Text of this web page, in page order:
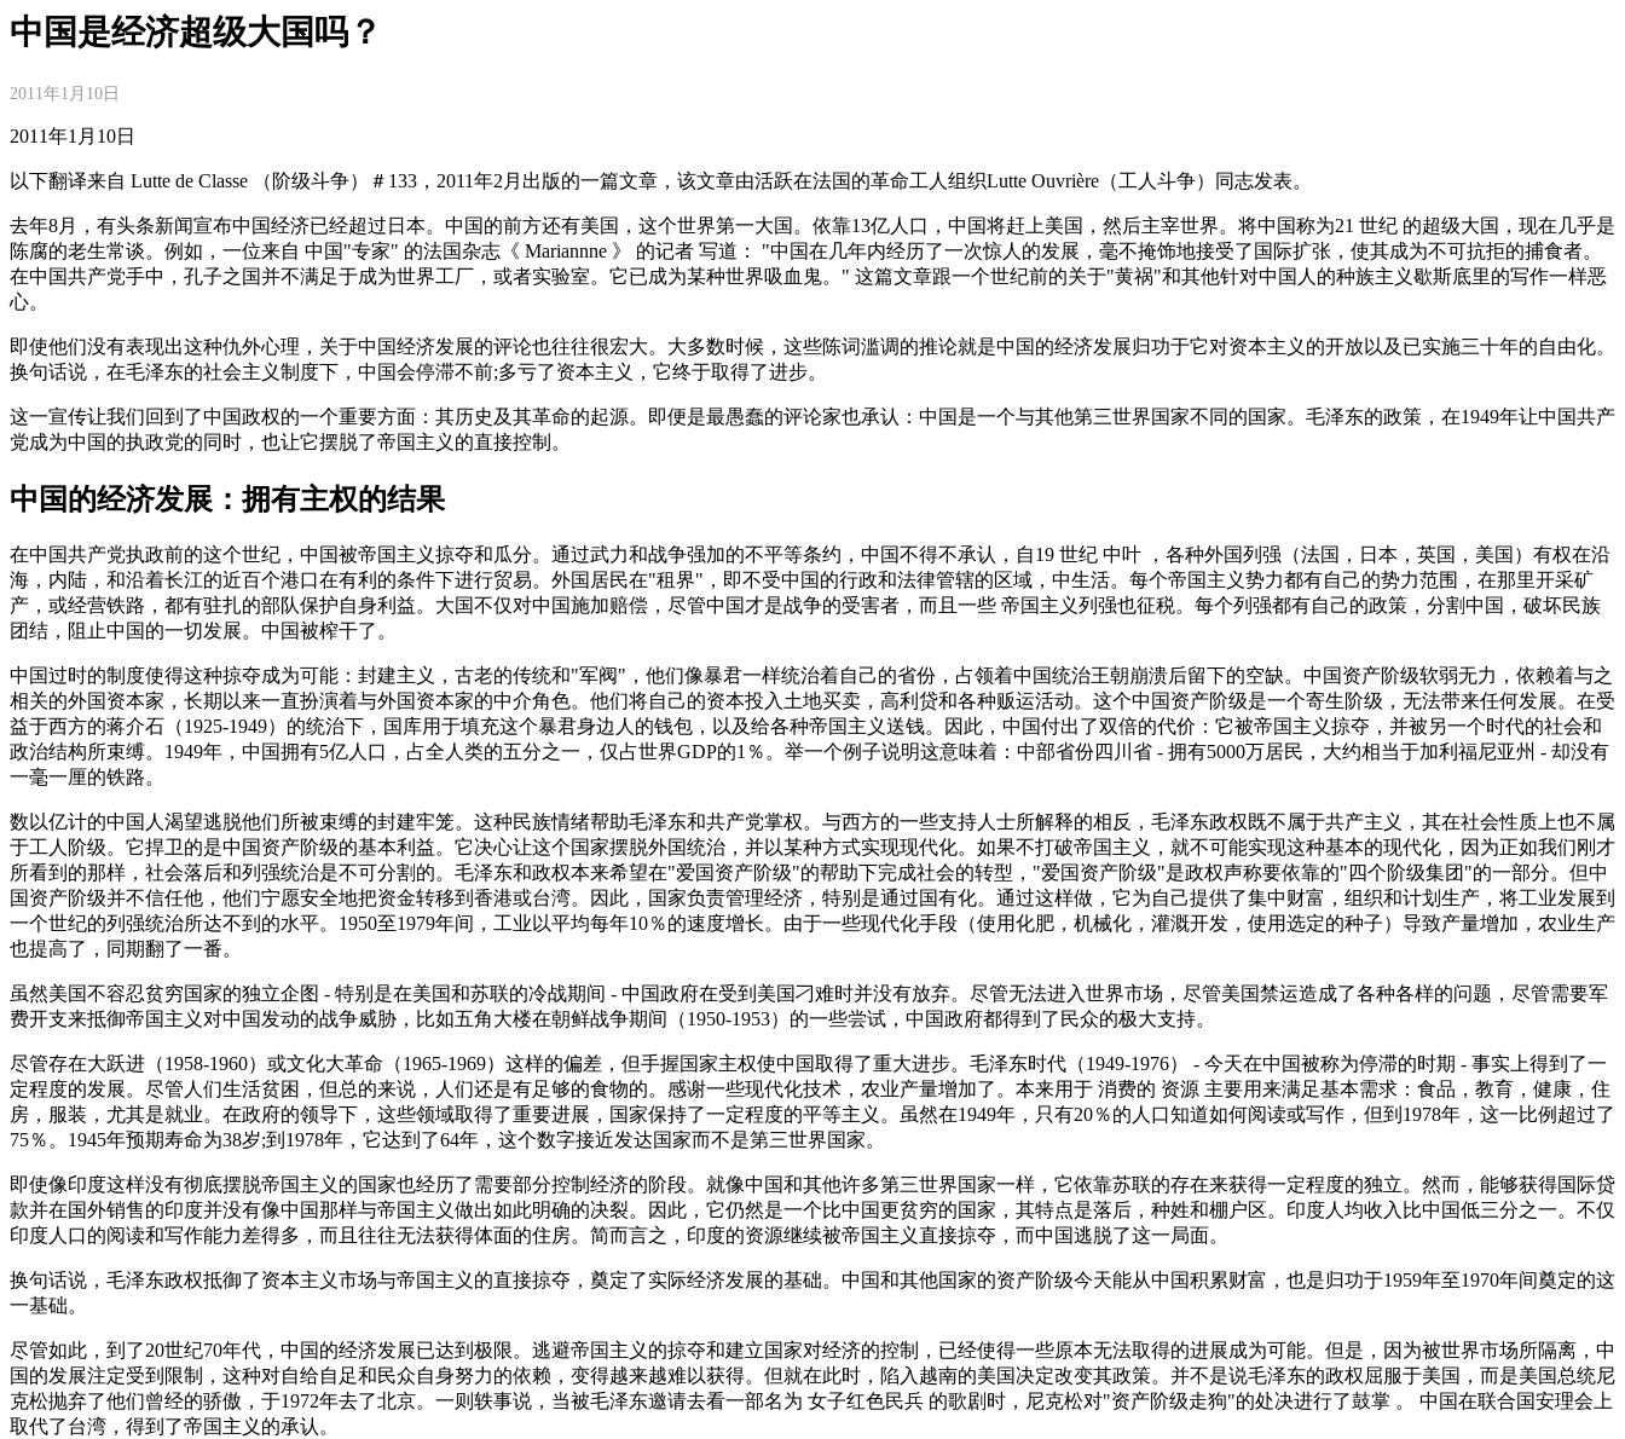
中国是经济超级大国吗？
2011年1月10日
2011年1月10日
以下翻译来自 Lutte de Classe （阶级斗争）＃133，2011年2月出版的一篇文章，该文章由活跃在法国的革命工人组织Lutte Ouvrière（工人斗争）同志发表。
去年8月，有头条新闻宣布中国经济已经超过日本。中国的前方还有美国，这个世界第一大国。依靠13亿人口，中国将赶上美国，然后主宰世界。将中国称为21 世纪 的超级大国，现在几乎是
陈腐的老生常谈。例如，一位来自 中国"专家" 的法国杂志《 Mariannne 》 的记者 写道： "中国在几年内经历了一次惊人的发展，毫不掩饰地接受了国际扩张，使其成为不可抗拒的捕食者。
在中国共产党手中，孔子之国并不满足于成为世界工厂，或者实验室。它已成为某种世界吸血鬼。" 这篇文章跟一个世纪前的关于"黄祸"和其他针对中国人的种族主义歇斯底里的写作一样恶
心。
即使他们没有表现出这种仇外心理，关于中国经济发展的评论也往往很宏大。大多数时候，这些陈词滥调的推论就是中国的经济发展归功于它对资本主义的开放以及已实施三十年的自由化。
换句话说，在毛泽东的社会主义制度下，中国会停滞不前;多亏了资本主义，它终于取得了进步。
这一宣传让我们回到了中国政权的一个重要方面：其历史及其革命的起源。即便是最愚蠢的评论家也承认：中国是一个与其他第三世界国家不同的国家。毛泽东的政策，在1949年让中国共产
党成为中国的执政党的同时，也让它摆脱了帝国主义的直接控制。
中国的经济发展：拥有主权的结果
在中国共产党执政前的这个世纪，中国被帝国主义掠夺和瓜分。通过武力和战争强加的不平等条约，中国不得不承认，自19 世纪 中叶 ，各种外国列强（法国，日本，英国，美国）有权在沿
海，内陆，和沿着长江的近百个港口在有利的条件下进行贸易。外国居民在"租界"，即不受中国的行政和法律管辖的区域，中生活。每个帝国主义势力都有自己的势力范围，在那里开采矿
产，或经营铁路，都有驻扎的部队保护自身利益。大国不仅对中国施加赔偿，尽管中国才是战争的受害者，而且一些 帝国主义列强也征税。每个列强都有自己的政策，分割中国，破坏民族
团结，阻止中国的一切发展。中国被榨干了。
中国过时的制度使得这种掠夺成为可能：封建主义，古老的传统和"军阀"，他们像暴君一样统治着自己的省份，占领着中国统治王朝崩溃后留下的空缺。中国资产阶级软弱无力，依赖着与之
相关的外国资本家，长期以来一直扮演着与外国资本家的中介角色。他们将自己的资本投入土地买卖，高利贷和各种贩运活动。这个中国资产阶级是一个寄生阶级，无法带来任何发展。在受
益于西方的蒋介石（1925-1949）的统治下，国库用于填充这个暴君身边人的钱包，以及给各种帝国主义送钱。因此，中国付出了双倍的代价：它被帝国主义掠夺，并被另一个时代的社会和
政治结构所束缚。1949年，中国拥有5亿人口，占全人类的五分之一，仅占世界GDP的1％。举一个例子说明这意味着：中部省份四川省 - 拥有5000万居民，大约相当于加利福尼亚州 - 却没有
一毫一厘的铁路。
数以亿计的中国人渴望逃脱他们所被束缚的封建牢笼。这种民族情绪帮助毛泽东和共产党掌权。与西方的一些支持人士所解释的相反，毛泽东政权既不属于共产主义，其在社会性质上也不属
于工人阶级。它捍卫的是中国资产阶级的基本利益。它决心让这个国家摆脱外国统治，并以某种方式实现现代化。如果不打破帝国主义，就不可能实现这种基本的现代化，因为正如我们刚才
所看到的那样，社会落后和列强统治是不可分割的。毛泽东和政权本来希望在"爱国资产阶级"的帮助下完成社会的转型，"爱国资产阶级"是政权声称要依靠的"四个阶级集团"的一部分。但中
国资产阶级并不信任他，他们宁愿安全地把资金转移到香港或台湾。因此，国家负责管理经济，特别是通过国有化。通过这样做，它为自己提供了集中财富，组织和计划生产，将工业发展到
一个世纪的列强统治所达不到的水平。1950至1979年间，工业以平均每年10％的速度增长。由于一些现代化手段（使用化肥，机械化，灌溉开发，使用选定的种子）导致产量增加，农业生产
也提高了，同期翻了一番。
虽然美国不容忍贫穷国家的独立企图 - 特别是在美国和苏联的冷战期间 - 中国政府在受到美国刁难时并没有放弃。尽管无法进入世界市场，尽管美国禁运造成了各种各样的问题，尽管需要军
费开支来抵御帝国主义对中国发动的战争威胁，比如五角大楼在朝鲜战争期间（1950-1953）的一些尝试，中国政府都得到了民众的极大支持。
尽管存在大跃进（1958-1960）或文化大革命（1965-1969）这样的偏差，但手握国家主权使中国取得了重大进步。毛泽东时代（1949-1976） - 今天在中国被称为停滞的时期 - 事实上得到了一
定程度的发展。尽管人们生活贫困，但总的来说，人们还是有足够的食物的。感谢一些现代化技术，农业产量增加了。本来用于 消费的 资源 主要用来满足基本需求：食品，教育，健康，住
房，服装，尤其是就业。在政府的领导下，这些领域取得了重要进展，国家保持了一定程度的平等主义。虽然在1949年，只有20％的人口知道如何阅读或写作，但到1978年，这一比例超过了
75％。1945年预期寿命为38岁;到1978年，它达到了64年，这个数字接近发达国家而不是第三世界国家。
即使像印度这样没有彻底摆脱帝国主义的国家也经历了需要部分控制经济的阶段。就像中国和其他许多第三世界国家一样，它依靠苏联的存在来获得一定程度的独立。然而，能够获得国际贷
款并在国外销售的印度并没有像中国那样与帝国主义做出如此明确的决裂。因此，它仍然是一个比中国更贫穷的国家，其特点是落后，种姓和棚户区。印度人均收入比中国低三分之一。不仅
印度人口的阅读和写作能力差得多，而且往往无法获得体面的住房。简而言之，印度的资源继续被帝国主义直接掠夺，而中国逃脱了这一局面。
换句话说，毛泽东政权抵御了资本主义市场与帝国主义的直接掠夺，奠定了实际经济发展的基础。中国和其他国家的资产阶级今天能从中国积累财富，也是归功于1959年至1970年间奠定的这
一基础。
尽管如此，到了20世纪70年代，中国的经济发展已达到极限。逃避帝国主义的掠夺和建立国家对经济的控制，已经使得一些原本无法取得的进展成为可能。但是，因为被世界市场所隔离，中
国的发展注定受到限制，这种对自给自足和民众自身努力的依赖，变得越来越难以获得。但就在此时，陷入越南的美国决定改变其政策。并不是说毛泽东的政权屈服于美国，而是美国总统尼
克松抛弃了他们曾经的骄傲，于1972年去了北京。一则轶事说，当被毛泽东邀请去看一部名为 女子红色民兵 的歌剧时，尼克松对"资产阶级走狗"的处决进行了鼓掌 。 中国在联合国安理会上
取代了台湾，得到了帝国主义的承认。